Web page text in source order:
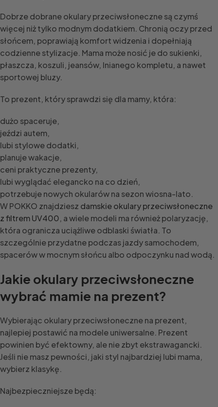
Dobrze dobrane okulary przeciwsłoneczne są czymś
więcej niż tylko modnym dodatkiem. Chronią oczy przed
słońcem, poprawiają komfort widzenia i dopełniają
codzienne stylizacje. Mama może nosić je do sukienki,
płaszcza, koszuli, jeansów, lnianego kompletu, a nawet
sportowej bluzy.
To prezent, który sprawdzi się dla mamy, która:
dużo spaceruje,
jeździ autem,
lubi stylowe dodatki,
planuje wakacje,
ceni praktyczne prezenty,
lubi wyglądać elegancko na co dzień,
potrzebuje nowych okularów na sezon wiosna-lato.
W POKKO znajdziesz damskie okulary przeciwsłoneczne
z filtrem UV400, a wiele modeli ma również polaryzację,
która ogranicza uciążliwe odblaski światła. To
szczególnie przydatne podczas jazdy samochodem,
spacerów w mocnym słońcu albo odpoczynku nad wodą.
Jakie okulary przeciwsłoneczne
wybrać mamie na prezent?
Wybierając okulary przeciwsłoneczne na prezent,
najlepiej postawić na modele uniwersalne. Prezent
powinien być efektowny, ale nie zbyt ekstrawagancki.
Jeśli nie masz pewności, jaki styl najbardziej lubi mama,
wybierz klasykę.
Najbezpieczniejsze będą: